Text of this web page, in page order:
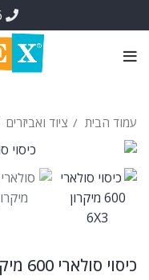
עמוד הבית ציוד ואביזרים
כיסוי סולארי 600 מיקרון לבריכה בגודל 6X3